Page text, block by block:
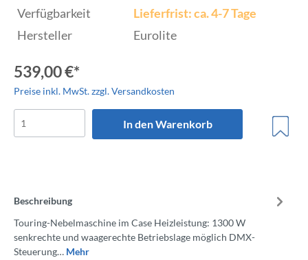
Verfügbarkeit
Lieferfrist: ca. 4-7 Tage
Hersteller
Eurolite
539,00 €*
Preise inkl. MwSt. zzgl. Versandkosten
In den Warenkorb
Beschreibung
Touring-Nebelmaschine im Case Heizleistung: 1300 W
senkrechte und waagerechte Betriebslage möglich DMX-
Steuerung… Mehr